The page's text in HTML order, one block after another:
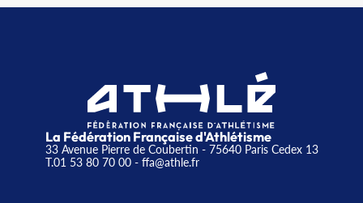
La Fédération Française d'Athlétisme
33 Avenue Pierre de Coubertin - 75640 Paris Cedex 13
T.01 53 80 70 00- ffa@athle.fr